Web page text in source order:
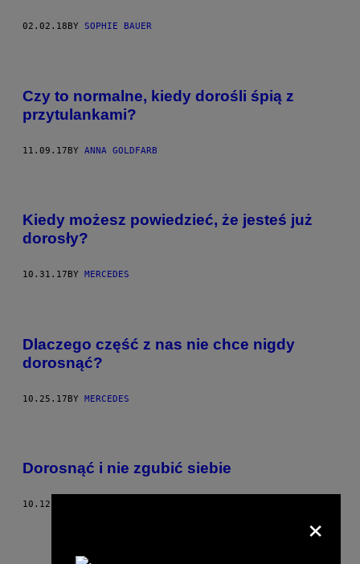
02.02.18 BY SOPHIE BAUER
Czy to normalne, kiedy dorośli śpią z
przytulankami?
11.09.17BY ANNA GOLDFARB
Kiedy możesz powiedzieć, że jesteś już
dorosły?
10.31.17 BY MERCEDES
Dlaczego część z nas nie chce nigdy
dorosnąć?
10.25.17BY MERCEDES
Dorosnąć i nie zgubić siebie
10.12.17 ×